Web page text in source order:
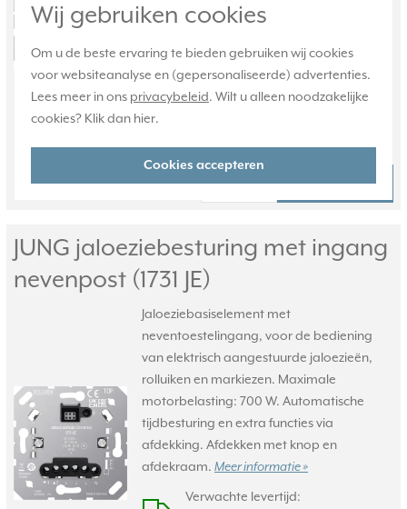
Wij gebruiken cookies
Om u de beste ervaring te bieden gebruiken wij cookies
voor websiteanalyse en (gepersonaliseerde) advertenties.
Lees meer in ons privacybeleid. Wilt u alleen noodzakelijke
cookies? Klik dan hier.
Cookies accepteren
afdekking. Afdekken met knop en
Verwachte levertijd:
84,95 +
- Bestel
JUNG jaloeziebesturing met ingang
nevenpost (1731 JE)
Jaloeziebasiselement met
neventoestelingang, voor de bediening
van elektrisch aangestuurde jaloezieën,
rolluiken en markiezen. Maximale
motorbelasting: 700 W. Automatische
tijdbesturing en extra functies via
afdekking. Afdekken met knop en
afdekraam. Meer informatie »
Verwachte levertijd: